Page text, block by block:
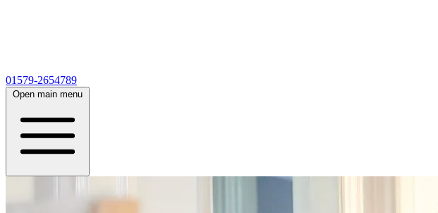
01579-2654789
Open main menu